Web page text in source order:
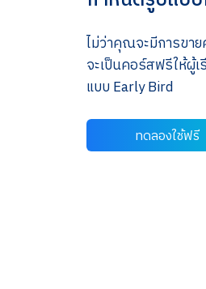
ไม่ว่าคุณจะมีการขา
จะเป็นคอร์สฟรีให้ผู้
แบบ Early Bird
ทดลองใช้ฟรี